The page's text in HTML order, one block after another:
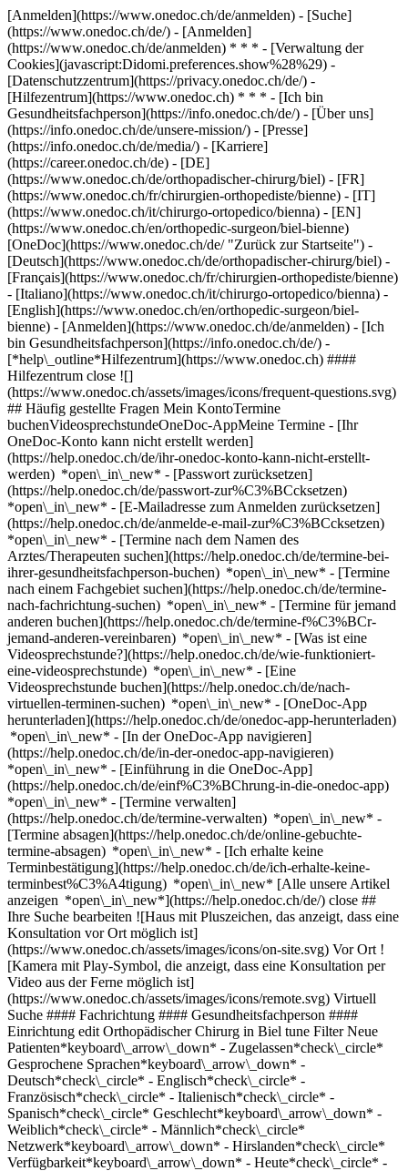
[Anmelden](https://www.onedoc.ch/de/anmelden) - [Suche]
(https://www.onedoc.ch/de/) - [Anmelden]
(https://www.onedoc.ch/de/anmelden) * * * - [Verwaltung der
Cookies](javascript:Didomi.preferences.show%28%29) -
[Datenschutzzentrum](https://privacy.onedoc.ch/de/) -
[Hilfezentrum](https://www.onedoc.ch) * * * - [Ich bin
Gesundheitsfachperson](https://info.onedoc.ch/de/) - [Über uns]
(https://info.onedoc.ch/de/unsere-mission/) - [Presse]
(https://info.onedoc.ch/de/media/) - [Karriere]
(https://career.onedoc.ch/de) - [DE]
(https://www.onedoc.ch/de/orthopadischer-chirurg/biel) - [FR]
(https://www.onedoc.ch/fr/chirurgien-orthopediste/bienne) - [IT]
(https://www.onedoc.ch/it/chirurgo-ortopedico/bienna) - [EN]
(https://www.onedoc.ch/en/orthopedic-surgeon/biel-bienne)
[OneDoc](https://www.onedoc.ch/de/ "Zurück zur Startseite") -
[Deutsch](https://www.onedoc.ch/de/orthopadischer-chirurg/biel) -
[Français](https://www.onedoc.ch/fr/chirurgien-orthopediste/bienne)
- [Italiano](https://www.onedoc.ch/it/chirurgo-ortopedico/bienna) -
[English](https://www.onedoc.ch/en/orthopedic-surgeon/biel-
bienne) - [Anmelden](https://www.onedoc.ch/de/anmelden) - [Ich
bin Gesundheitsfachperson](https://info.onedoc.ch/de/) -
[*help\_outline*Hilfezentrum](https://www.onedoc.ch) ####
Hilfezentrum close ![]
(https://www.onedoc.ch/assets/images/icons/frequent-questions.svg)
## Häufig gestellte Fragen Mein KontoTermine
buchenVideosprechstundeOneDoc-AppMeine Termine - [Ihr
OneDoc-Konto kann nicht erstellt werden]
(https://help.onedoc.ch/de/ihr-onedoc-konto-kann-nicht-erstellt-
werden) *open\_in\_new* - [Passwort zurücksetzen]
(https://help.onedoc.ch/de/passwort-zur%C3%BCcksetzen)
*open\_in\_new* - [E-Mailadresse zum Anmelden zurücksetzen]
(https://help.onedoc.ch/de/anmelde-e-mail-zur%C3%BCcksetzen)
*open\_in\_new* - [Termine nach dem Namen des
Arztes/Therapeuten suchen](https://help.onedoc.ch/de/termine-bei-
ihrer-gesundheitsfachperson-buchen) *open\_in\_new* - [Termine
nach einem Fachgebiet suchen](https://help.onedoc.ch/de/termine-
nach-fachrichtung-suchen) *open\_in\_new* - [Termine für jemand
anderen buchen](https://help.onedoc.ch/de/termine-f%C3%BCr-
jemand-anderen-vereinbaren) *open\_in\_new* - [Was ist eine
Videosprechstunde?](https://help.onedoc.ch/de/wie-funktioniert-
eine-videosprechstunde) *open\_in\_new* - [Eine
Videosprechstunde buchen](https://help.onedoc.ch/de/nach-
virtuellen-terminen-suchen) *open\_in\_new* - [OneDoc-App
herunterladen](https://help.onedoc.ch/de/onedoc-app-herunterladen)
*open\_in\_new* - [In der OneDoc-App navigieren]
(https://help.onedoc.ch/de/in-der-onedoc-app-navigieren)
*open\_in\_new* - [Einführung in die OneDoc-App]
(https://help.onedoc.ch/de/einf%C3%BChrung-in-die-onedoc-app)
*open\_in\_new* - [Termine verwalten](https://help.onedoc.ch/de/termine-verwalten) *open\_in\_new* - [Termine absagen](https://help.onedoc.ch/de/online-gebuchte-termine-absagen) *open\_in\_new* - [Ich erhalte keine Terminbestätigung](https://help.onedoc.ch/de/ich-erhalte-keine-terminbest%C3%A4tigung) *open\_in\_new* [Alle unsere Artikel anzeigen *open\_in\_new*](https://help.onedoc.ch/de/) close ## Ihre Suche bearbeiten ![Haus mit Pluszeichen, das anzeigt, dass eine Konsultation vor Ort möglich ist](https://www.onedoc.ch/assets/images/icons/on-site.svg) Vor Ort ![Kamera mit Play-Symbol, die anzeigt, dass eine Konsultation per Video aus der Ferne möglich ist](https://www.onedoc.ch/assets/images/icons/remote.svg) Virtuell Suche #### Fachrichtung #### Gesundheitsfachperson #### Einrichtung edit Orthopädischer Chirurg in Biel tune Filter Neue Patienten*keyboard\_arrow\_down* - Zugelassen*check\_circle* Gesprochene Sprachen*keyboard\_arrow\_down* - Deutsch*check\_circle* - Englisch*check\_circle* - Französisch*check\_circle* - Italienisch*check\_circle* - Spanisch*check\_circle* Geschlecht*keyboard\_arrow\_down* - Weiblich*check\_circle* - Männlich*check\_circle* Netzwerk*keyboard\_arrow\_down* - Hirslanden*check\_circle* Verfügbarkeit*keyboard\_arrow\_down* - Heute*check\_circle* - In den nächsten 3 Tagen*check\_circle* - In den nächsten 7 Tagen*check\_circle* - In den nächsten 14 Tagen*check\_circle* # Orthopädische Chirurgie in der Umgebung von Biel: Buchen Sie heute Ihren Termin online [![Dr. med. Markus Rohrbach, Orthopädischer Chirurg in Lyss](https://assets.onedoc.ch/images/users/ae75ba564026a8ff87300b230114ed77751765b434e2ad4c5efd9ca8ef47e204-small.png "Dr. med. Markus Rohrbach, Orthopädischer Chirurg in Lyss")](https://www.onedoc.ch/de/orthopadischer-chirurg/lyss/pc1hi/dr-med-markus-rohrbach) ### [Dr. med. Markus Rohrbach](https://www.onedoc.ch/de/orthopadischer-chirurg/lyss/pc1hi/dr-med-markus-rohrbach) ![Abzeichen, das ein verifiziertes Profil kennzeichnet](https://www.onedoc.ch/assets/images/icons/checkmark.svg) [Orthopädischer Chirurg](https://www.onedoc.ch/de/orthopadischer-chirurg/lyss) [Ortho Rohrbach - Lyss](https://www.onedoc.ch/de/medizinische-praxis/lyss/ebefu/ortho-rohrbach-lyss) Walkeweg 4 3250 Lyss ![Patient mit Pluszeichen, der anzeigt, dass neue Patienten angenommen werden](https://www.onedoc.ch/assets/images/icons/new-patients.svg)Akzeptiert neue Patienten [Termin buchen](https://www.onedoc.ch/de/orthopadischer-chirurg/lyss/pc1hi/dr-med-markus-rohrbach) *chevron\_left* Mo. 10 Aug. *chevron\_right* Mehr Termine anzeigen *error\_outline* Beim Laden der Verfügbarkeiten ist ein Fehler aufgetreten [Erneut versuchen](https://www.onedoc.ch) [![Dr. med. Mathias Kaschperk, Orthopädischer Chirurg in Bern](https://assets.onedoc.ch/images/users/1ea2ec8ad3d3fe55b3ff8050657e95d2d1b358446206b77bb6edce2471f442be-small.jpg "Dr. med. Mathias Kaschperk, Orthopädischer Chirurg in Bern")](https://www.onedoc.ch/de/orthopadischer-chirurg/bern/pc1gv/dr-med-mathias-kaschperk) ### [Dr. med. Mathias Kaschperk](https://www.onedoc.ch/de/orthopadischer-chirurg/bern/pc1gv/dr-med-mathias-kaschperk) ![Abzeichen, das ein verifiziertes Profil kennzeichnet](https://www.onedoc.ch/assets/images/icons/checkmark.svg) [Orthopädischer Chirurg](https://www.onedoc.ch/de/orthopadischer-chirurg/bern) [BPZ Berner Prothetikzentrum](https://www.onedoc.ch/de/gruppenpraxis/bern/ebefl/bpz-berner-prothetikzentrum) Bümplizstrasse 83 3018 Bern ![Patient mit Pluszeichen, der anzeigt, dass neue Patienten angenommen werden](https://www.onedoc.ch/assets/images/icons/new-patients.svg)Akzeptiert neue Patienten [Termin buchen](https://www.onedoc.ch/de/orthopadischer-chirurg/bern/pc1gv/dr-med-mathias-kaschperk) *chevron\_left* Mo. 10 Aug. *chevron\_right* Mehr Termine anzeigen *error\_outline* Beim Laden der Verfügbarkeiten ist ein Fehler aufgetreten [Erneut versuchen](https://www.onedoc.ch) [![Dr. med. Thomas Oliver Schneider, Orthopädischer Chirurg in Bern](https://assets.onedoc.ch/images/users/adf16f191b3d3aa3e0a9606ec5b97a24991a62f24c5ce1594dca0a1c664c8038-small.jpg "Dr. med. Thomas Oliver Schneider, Orthopädischer Chirurg in Bern")](https://www.onedoc.ch/de/orthopadischer-chirurg/bern/pc1gy/dr-med-thomas-oliver-schneider) ### [Dr. med. Thomas Oliver Schneider](https://www.onedoc.ch/de/orthopadischer-chirurg/bern/pc1gy/dr-med-thomas-oliver-schneider) ![Abzeichen, das ein verifiziertes Profil kennzeichnet](https://www.onedoc.ch/assets/images/icons/checkmark.svg) [Orthopädischer Chirurg](https://www.onedoc.ch/de/orthopadischer-chirurg/bern) [BPZ Berner Prothetikzentrum](https://www.onedoc.ch/de/gruppenpraxis/bern/ebefl/bpz-berner-prothetikzentrum) Bümplizstrasse 83 3018 Bern ![Patient mit Pluszeichen, der anzeigt, dass neue Patienten angenommen werden](https://www.onedoc.ch/assets/images/icons/new-patients.svg)Akzeptiert neue Patienten [Termin buchen](https://www.onedoc.ch/de/orthopadischer-chirurg/bern/pc1gy/dr-med-thomas-oliver-schneider) *chevron\_left* Mo. 10 Aug. *chevron\_right* Mehr Termine anzeigen *error\_outline* Beim Laden der Verfügbarkeiten ist ein Fehler aufgetreten [Erneut versuchen](https://www.onedoc.ch) [![Dr. Thomas-Oliver Schneider, Orthopädischer Chirurg in Bern](https://assets.onedoc.ch/images/users/702d4dfdf761aa31d595b45176f12ef6936202e69ea21c73632552275106d285-small.jpg "Dr. Thomas-Oliver Schneider, Orthopädischer Chirurg in Bern")](https://www.onedoc.ch/de/orthopadischer-chirurg/bern/pcw9m/dr-thomas-oliver-schneider) ### [Dr. Thomas-Oliver Schneider](https://www.onedoc.ch/de/orthopadischer-chirurg/bern/pcw9m/dr-thomas-oliver-schneider) ![Abzeichen, das ein verifiziertes Profil kennzeichnet](https://www.onedoc.ch/assets/images/icons/checkmark.svg) [Orthopädischer Chirurg](https://www.onedoc.ch/de/orthopadischer-chirurg/bern) [Kniechirurgie Bern](https://www.onedoc.ch/de/gruppenpraxis/bern/ebcym/kniechirurgie-bern) Bümplizstrasse 83 3018 Bern ![Patient mit Pluszeichen, der anzeigt, dass neue Patienten angenommen werden](https://www.onedoc.ch/assets/images/icons/new-patients.svg)Akzeptiert neue Patienten [Termin buchen](https://www.onedoc.ch/de/orthopadischer-chirurg/bern/pcw9m/dr-thomas-oliver-schneider) Expertisen:[Roboterchirurgie](https://www.onedoc.ch/de/roboterchirurgie/bern), [Arthrose](https://www.onedoc.ch/de/arthrose/bern), [Kniechirurgie | Knieoperation](https://www.onedoc.ch/de/kniechirurgie-knieoperation/bern), [Knieprothese](https://www.onedoc.ch/de/knieprothese/bern), [Kniespezialist](https://www.onedoc.ch/de/kniespezialist/bern), [Kreuzbandriss | Kreuzbandruptur](https://www.onedoc.ch/de/kreuzbandriss-kreuzbandruptur/bern), [Meniskusriss | Meniskusruptur | Meniskusläsion](https://www.onedoc.ch/de/meniskusriss-meniskusruptur-meniskuslasion/bern), [Muskelriss | Bänderriss](https://www.onedoc.ch/de/muskelriss-banderriss/bern)Mehr anzeigen *chevron\_left* Mo. 10 Aug. *chevron\_right* Mehr Termine anzeigen *error\_outline* Beim Laden der Verfügbarkeiten ist ein Fehler aufgetreten [Erneut versuchen](https://www.onedoc.ch) Expertisen:[Roboterchirurgie](https://www.onedoc.ch/de/roboterchirurgie/bern), [Arthrose](https://www.onedoc.ch/de/arthrose/bern), [Kniechirurgie | Knieoperation](https://www.onedoc.ch/de/kniechirurgie-knieoperation/bern), [Knieprothese](https://www.onedoc.ch/de/knieprothese/bern), [Kniespezialist](https://www.onedoc.ch/de/kniespezialist/bern), [Kreuzbandriss | Kreuzbandruptur](https://www.onedoc.ch/de/kreuzbandriss-kreuzbandruptur/bern), [Meniskusriss | Meniskusruptur | Meniskusläsion](https://www.onedoc.ch/de/meniskusriss-meniskusruptur-meniskuslasion/bern), [Muskelriss | Bänderriss](https://www.onedoc.ch/de/muskelriss-banderriss/bern)Mehr anzeigen [![Dr. med. Florian Weichsel, Orthopädischer Chirurg in Bern](https://assets.onedoc.ch/images/users/95812fa9283f699d48ca6b5fcacd2b84305f9de599fa12fa0b5755aa2719d1d0-small.jpg "Dr. med. Florian Weichsel, Orthopädischer Chirurg in Bern")](https://www.onedoc.ch/de/orthopadischer-chirurg/bern/pcqut/dr-med-florian-weichsel) ### [Dr. med. Florian Weichsel](https://www.onedoc.ch/de/orthopadischer-chirurg/bern/pcqut/dr-med-florian-weichsel) ![Abzeichen, das ein verifiziertes Profil kennzeichnet](https://www.onedoc.ch/assets/images/icons/checkmark.svg) [Orthopädischer Chirurg](https://www.onedoc.ch/de/orthopadischer-chirurg/bern) [Orthoplus Bern](https://www.onedoc.ch/de/gruppenpraxis/bern/erxw/orthoplus-bern) Mühledorfstrasse 4 3018 Bern ![Patient mit Pluszeichen, der anzeigt, dass neue Patienten angenommen werden](https://www.onedoc.ch/assets/images/icons/new-patients.svg)Akzeptiert neue Patienten [Termin buchen](https://www.onedoc.ch/de/orthopadischer-chirurg/bern/pcqut/dr-med-florian-weichsel) Expertisen:[Fusschirurgie | Fussoperation](https://www.onedoc.ch/de/fusschirurgie-fussoperation/bern), [Fussspezialist](https://www.onedoc.ch/de/fussspezialist/bern), [Sprunggelenksspezialist | Fussgelenksspezialist](https://www.onedoc.ch/de/sprunggelenksspezialist-fussgelenksspezialist/bern), [Sprunggelenkchirurgie | Sprunggelenkoperation](https://www.onedoc.ch/de/sprunggelenkchirurgie-sprunggelenkoperation/bern)Mehr anzeigen Expertisen:[Fusschirurgie | Fussoperation](https://www.onedoc.ch/de/fusschirurgie-fussoperation/bern), [Fussspezialist](https://www.onedoc.ch/de/fussspezialist/bern), [Sprunggelenksspezialist | Fussgelenksspezialist](https://www.onedoc.ch/de/sprunggelenksspezialist-fussgelenksspezialist/bern), [Sprunggelenkchirurgie | Sprunggelenkoperation](https://www.onedoc.ch/de/sprunggelenkchirurgie-sprunggelenkoperation/bern)Mehr anzeigen [![Dr. med. Mathias Kaschperk, Orthopädischer Chirurg in Bern](https://assets.onedoc.ch/images/users/d219ca18636f8fa696c5ccca169715b9629505e665cb43869dc68a2cc57a5d33-small.jpg "Dr. med. Mathias Kaschperk, Orthopädischer Chirurg in Bern")](https://www.onedoc.ch/de/orthopadischer-chirurg/bern/pcw9l/dr-med-mathias-kaschperk)